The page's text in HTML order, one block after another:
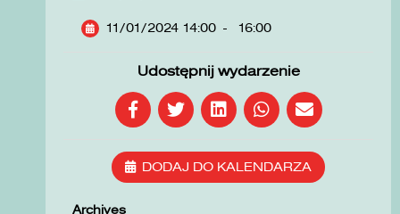
11/01/2024 14:00 - 16:00
Udostępnij wydarzenie
DODAJ DO KALENDARZA
Archives